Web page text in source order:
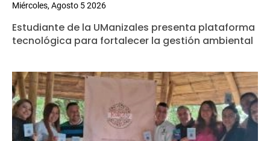
Miércoles, Agosto 5 2026
Estudiante de la UManizales presenta plataforma
tecnológica para fortalecer la gestión ambiental